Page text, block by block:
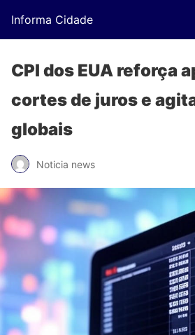
Informa Cidade
CPI dos EUA reforça
cortes de juros e
globais
Noticia news